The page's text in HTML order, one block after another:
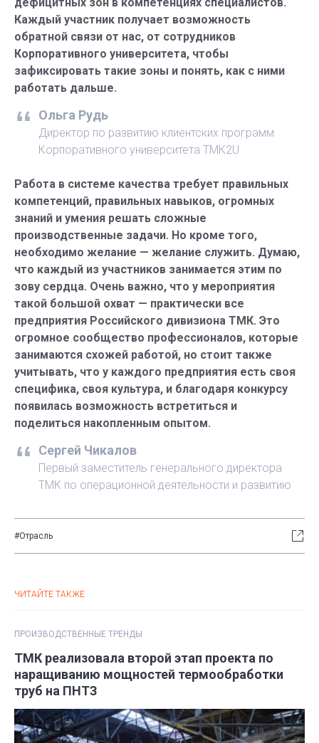
Каждый участник получает возможность
обратной связи от нас, от сотрудников
Корпоративного университета, чтобы
зафиксировать такие зоны и понять, как с ними
работать дальше.
Ольга Рудь
Директор по развитию клиентских программ
Корпоративного университета ТМК2U
Работа в системе качества требует правильных
компетенций, правильных навыков, огромных
знаний и умения решать сложные
производственные задачи. Но кроме того,
необходимо желание — желание служить. Думаю,
что каждый из участников занимается этим по
зову сердца. Очень важно, что у мероприятия
такой большой охват — практически все
предприятия Российского дивизиона ТМК. Это
огромное сообщество профессионалов, которые
занимаются схожей работой, но стоит также
учитывать, что у каждого предприятия есть своя
специфика, своя культура, и благодаря конкурсу
появилась возможность встретиться и
поделиться накопленным опытом.
Сергей Чикалов
Первый заместитель генерального директора
ТМК по операционной деятельности и развитию
#Отрасль
ЧИТАЙТЕ ТАКЖЕ
ПРОИЗВОДСТВЕННЫЕ ТРЕНДЫ
ТМК реализовала второй этап проекта по
наращиванию мощностей термообработки
труб на ПНТЗ